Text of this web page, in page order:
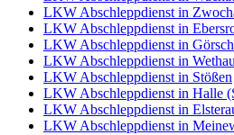
LKW Abschleppdienst in
LKW Abschleppdienst in
LKW Abschleppdienst in
LKW Abschleppdienst in Wethau
LKW Abschleppdienst in Stößen
LKW Abschleppdienst in Halle
LKW Abschleppdienst in
LKW Abschleppdienst in